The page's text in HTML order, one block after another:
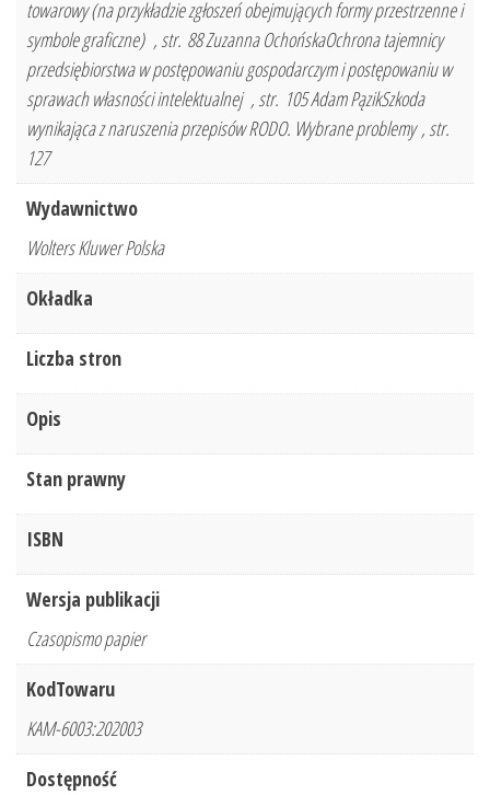
towarowy (na przykładzie zgłoszeń obejmujących formy przestrzenne i
symbole graficzne) , str. 88 Zuzanna OchońskaOchrona tajemnicy
przedsiębiorstwa w postępowaniu gospodarczym i postępowaniu w
sprawach własności intelektualnej , str. 105 Adam PązikSzkoda
wynikająca z naruszenia przepisów RODO. Wybrane problemy , str.
127
Wydawnictwo
Wolters Kluwer Polska
Okładka
Liczba stron
Opis
Stan prawny
ISBN
Wersja publikacji
Czasopismo papier
KodTowaru
KAM-6003:202003
Dostępność